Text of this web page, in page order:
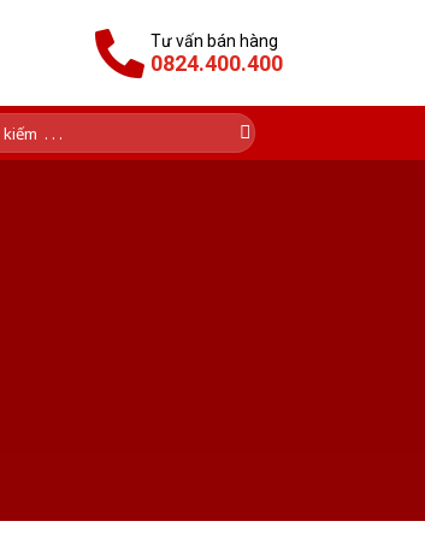
Tư vấn bán hàng
0824.400.400